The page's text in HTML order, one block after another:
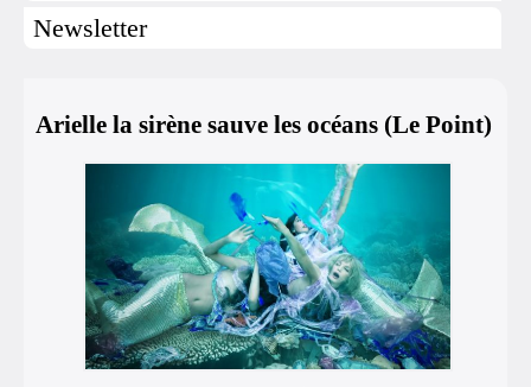
Newsletter
Arielle la sirène sauve les océans (Le Point)